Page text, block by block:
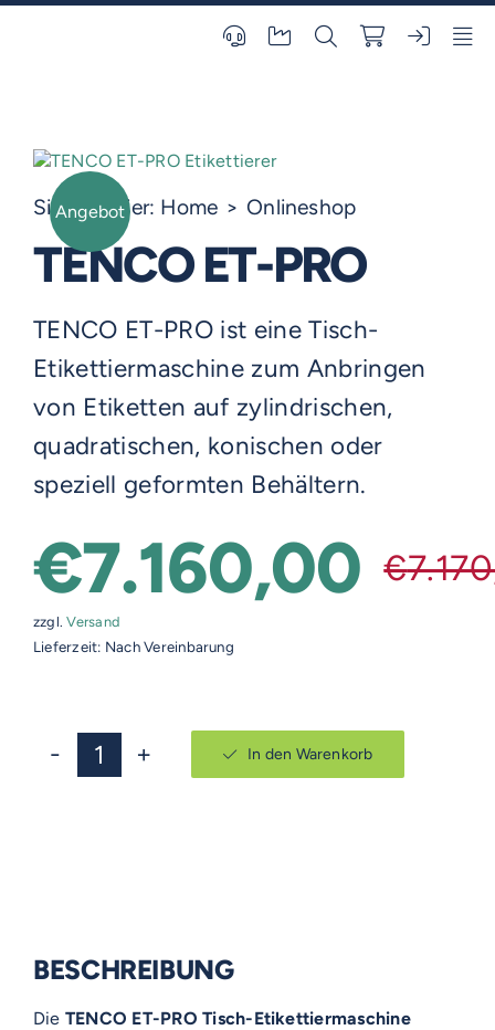
Angebot
Sie sind hier: Home Onlineshop
TENCO ET-PRO
TENCO ET-PRO ist eine Tisch-
Etikettiermaschine zum Anbringen
von Etiketten auf zylindrischen,
quadratischen, konischen oder
speziell geformten Behältern.
€
€7.160,00
zzgl.Versand
Lieferzeit: Nach Vereinbarung
TENCO
In den Warenkorb
BESCHREIBUNG
Die TENCO ET-PRO Tisch-Etikettiermaschine